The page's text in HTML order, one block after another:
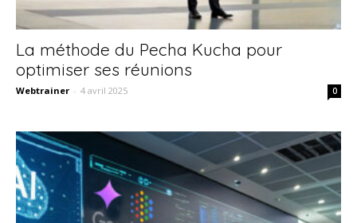
La méthode du Pecha Kucha pour
optimiser ses réunions
Webtrainer - 4 avril 2025 0